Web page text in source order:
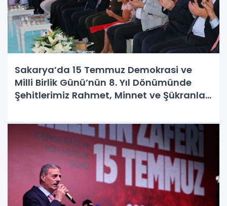
Sakarya’da 15 Temmuz Demokrasi ve
Milli Birlik Günü’nün 8. Yıl Dönümünde
Şehitlerimiz Rahmet, Minnet ve Şükranla